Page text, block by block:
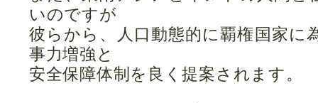
いのですが
彼らから、人口動態的に覇権国家に
事力増強と
安全保障体制を良く提案されます。